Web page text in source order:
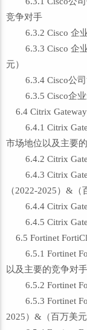
竞争对手
6.3.2 Cisco 企业
6.3.3 Cisco 企业
元）
6.3.4 Cisco公司
6.3.5 Cisco企业
6.4 Citrix Gateway
6.4.1 Citrix
市场地位以及主要
6.4.2 Citrix
6.4.3 Citrix
（2022-2025）&（
6.4.4 Citrix
6.4.5 Citrix
6.5 Fortinet
6.5.1 Fortinet
以及主要的竞争对手
6.5.2 Fortinet
6.5.3 Fortinet
2025）&（百万美元